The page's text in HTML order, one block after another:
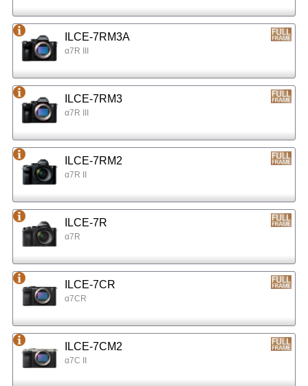
ILCE-7RM3A
α7R III
ILCE-7RM3
α7R III
ILCE-7RM2
α7R II
ILCE-7R
α7R
ILCE-7CR
α7CR
ILCE-7CM2
α7C II